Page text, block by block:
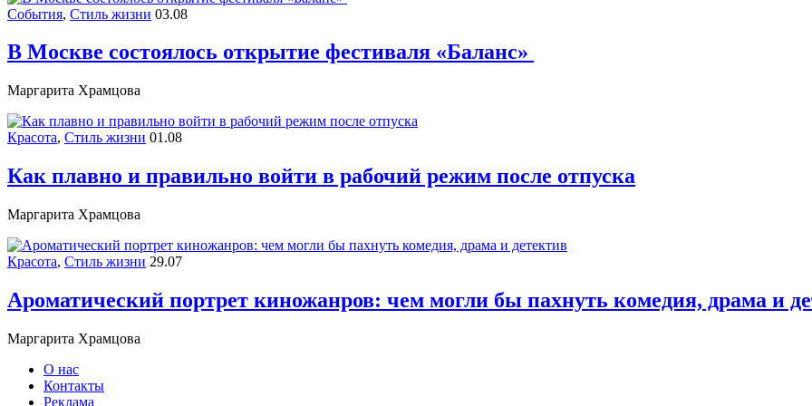
События, Стиль жизни 03.08
В Москве состоялось открытие фестиваля «Баланс»
Маргарита Храмцова
Красота, Стиль жизни 01.08
Как плавно и правильно войти в рабочий режим после отпуска
Маргарита Храмцова
Красота, Стиль жизни 29.07
Ароматический портрет киножанров: чем могли бы пахнуть комедия, драма и
Маргарита Храмцова
О нас
Контакты
Реклама